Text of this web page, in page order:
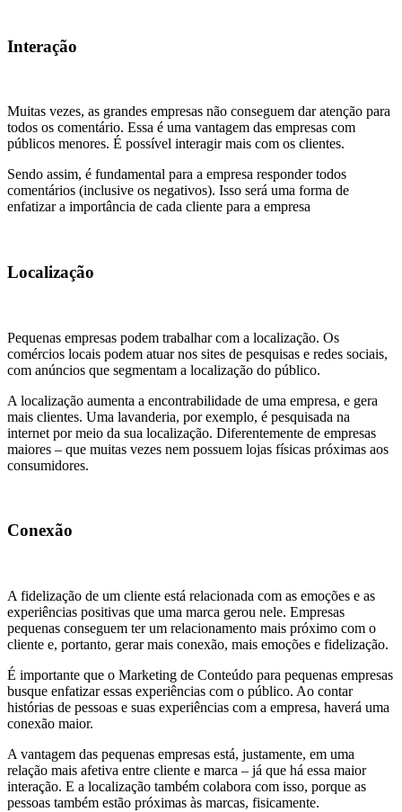
Interação
Muitas vezes, as grandes empresas não conseguem dar atenção para
todos os comentário. Essa é uma vantagem das empresas com
públicos menores. É possível interagir mais com os clientes.
Sendo assim, é fundamental para a empresa responder todos
comentários (inclusive os negativos). Isso será uma forma de
enfatizar a importância de cada cliente para a empresa
Localização
Pequenas empresas podem trabalhar com a localização. Os
comércios locais podem atuar nos sites de pesquisas e redes sociais,
com anúncios que segmentam a localização do público.
A localização aumenta a encontrabilidade de uma empresa, e gera
mais clientes. Uma lavanderia, por exemplo, é pesquisada na
internet por meio da sua localização. Diferentemente de empresas
maiores – que muitas vezes nem possuem lojas físicas próximas aos
consumidores.
Conexão
A fidelização de um cliente está relacionada com as emoções e as
experiências positivas que uma marca gerou nele. Empresas
pequenas conseguem ter um relacionamento mais próximo com o
cliente e, portanto, gerar mais conexão, mais emoções e fidelização.
É importante que o Marketing de Conteúdo para pequenas empresas
busque enfatizar essas experiências com o público. Ao contar
histórias de pessoas e suas experiências com a empresa, haverá uma
conexão maior.
A vantagem das pequenas empresas está, justamente, em uma
relação mais afetiva entre cliente e marca – já que há essa maior
interação. E a localização também colabora com isso, porque as
pessoas também estão próximas às marcas, fisicamente.